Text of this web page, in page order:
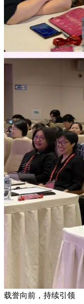
载誉向前，持续引领